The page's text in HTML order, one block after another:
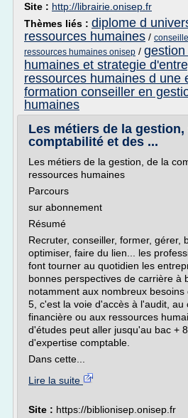
Site : http://librairie.onisep.fr
Thèmes liés : diplome d
ressources humaines /
ressources humaines onisep /
humaines et strategie
ressources humaines d une
formation conseiller en
humaines
Les métiers de la gestion,
comptabilité et des ...
Les métiers de la gestion, de la
ressources humaines
Parcours
sur abonnement
Résumé
Recruter, conseiller, former, gérer,
optimiser, faire du lien... les
font tourner au quotidien les
bonnes perspectives de carrière à
notamment aux nombreux besoins
5, c'est la voie d'accès à l'audit, au
financière ou aux ressources
d'études peut aller jusqu'au bac +
d'expertise comptable.
Dans cette...
Lire la suite
Site : https://biblionisep.onisep.fr